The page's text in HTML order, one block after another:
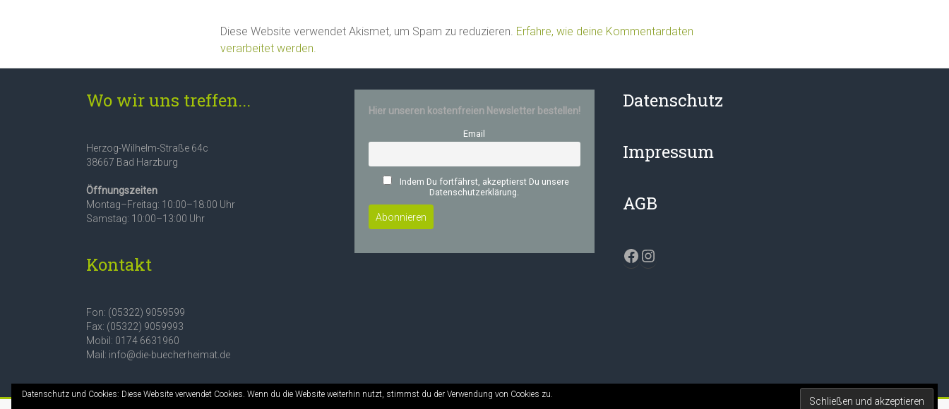
Diese Website verwendet Akismet, um Spam zu reduzieren. Erfahre, wie deine Kommentardaten
verarbeitet werden.
Wo wir uns treffen...
Herzog-Wilhelm-Straße 64c
38667 Bad Harzburg
Öffnungszeiten
Montag–Freitag: 10:00–18:00 Uhr
Samstag: 10:00–13:00 Uhr
Kontakt
Fon: (05322) 9059599
Fax: (05322) 9059993
Mobil: 0174 6631960
Mail: info@die-buecherheimat.de
Hier unseren kostenfreien Newsletter bestellen!
Email
Indem Du fortfährst, akzeptierst Du unsere
Datenschutzerklärung.
Datenschutz
Impressum
AGB
Facebook
Instagram
Datenschutz und Cookies: Diese Website verwendet Cookies. Wenn du die Website weiterhin nutzt, stimmst du der Verwendung von Cookies zu.